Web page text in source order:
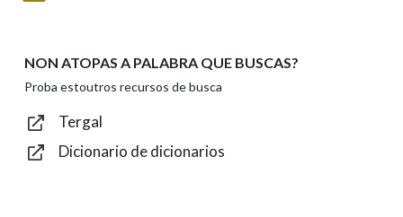
Texto de verificación
NON ATOPAS A PALABRA QUE BUSCAS?
Proba estoutros recursos de busca
Tergal
Dicionario de dicionarios